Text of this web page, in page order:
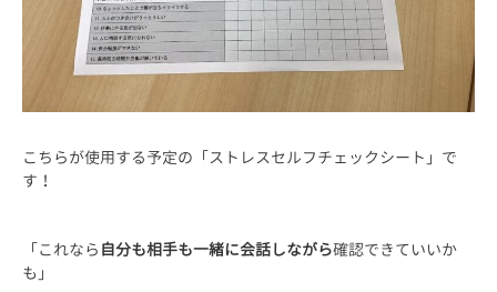
こちらが使用する予定の「ストレスセルフチェックシート」で
す！
「これなら 自分も相手も一緒に会話しながら確認できていいか
も」